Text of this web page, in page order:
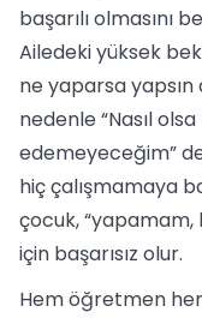
başarılı olmasını
Ailedeki yüksek
ne yaparsa
nedenle “Nasıl
edemeyeceğim”
hiç çalışmamaya
çocuk,
için başarısız olur.
Hem öğretmen